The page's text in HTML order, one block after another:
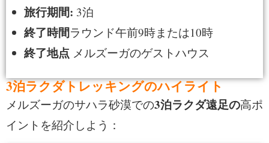
旅行期間: 3泊
終了時間ラウンド午前9時または10時
終了地点 メルズーガのゲストハウス
3泊ラクダトレッキングのハイライト
メルズーガのサハラ砂漠での3泊ラクダ遠足の高ポ
イントを紹介しよう：